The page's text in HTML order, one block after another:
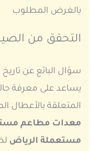
بالغرض المطلوب
التحقق من
سؤال البائع عن
يساعد على معرفة
المتعلقة بالأعطال
معدات مطاعم
مستعملة الرياض